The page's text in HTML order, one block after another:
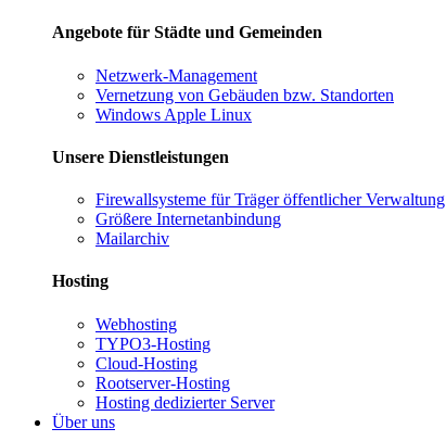
Angebote für Städte und Gemeinden
Netzwerk-Management
Vernetzung von Gebäuden bzw. Standorten
Windows Apple Linux
Unsere Dienstleistungen
Firewallsysteme für Träger öffentlicher Verwaltung
Größere Internetanbindung
Mailarchiv
Hosting
Webhosting
TYPO3-Hosting
Cloud-Hosting
Rootserver-Hosting
Hosting dedizierter Server
Über uns